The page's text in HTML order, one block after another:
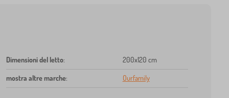
Dimensioni del letto: 200x120 cm
mostra altre marche: Ourfamily